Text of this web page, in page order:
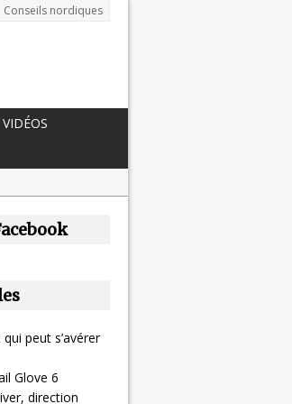
Conseils nordiques
VIDÉOS
peut s’avérer
Glove 6
direction